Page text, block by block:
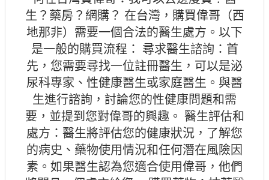
生？藥房？網購？ 在台灣，購買偉哥（西
地那非）需要一個合法的醫生處方。以下
是一般的購買流程： 尋求醫生諮詢：首
先，您需要尋找一位註冊醫生，可以是泌
尿科專家、性健康醫生或家庭醫生。與醫
生進行諮詢，討論您的性健康問題和需
要，並提到您對偉哥的興趣。 醫生評估和
處方：醫生將評估您的健康狀況，了解您
的病史、藥物使用情況和任何潛在風險因
素。如果醫生認為您適合使用偉哥，他們